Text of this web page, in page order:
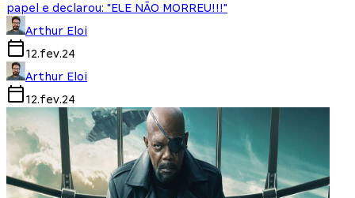
papel e declarou: "ELE NÃO MORREU!!!"
Arthur Eloi
12.fev.24
Arthur Eloi
12.fev.24